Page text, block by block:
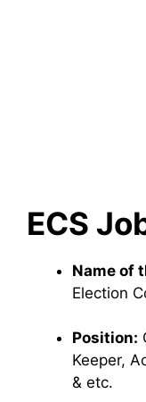
ECS
Name of
Election
Position:
Keeper,
& etc.